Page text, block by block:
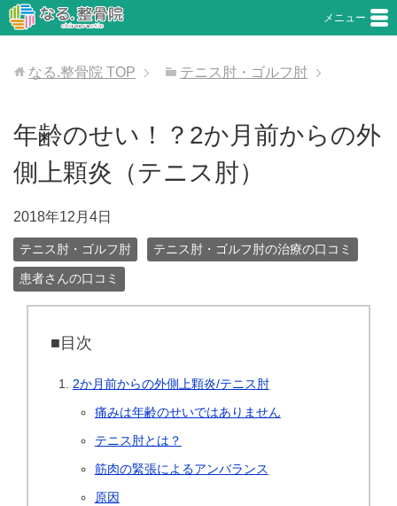
メニュー
なる.整骨院 TOP テニス肘・ゴルフ肘
年齢のせい！？2か月前からの外
側上顆炎（テニス肘）
2018年12月4日
テニス肘・ゴルフ肘 テニス肘・ゴルフ肘の治療の口コミ
患者さんの口コミ
■目次
2か月前からの外側上顆炎/テニス肘
痛みは年齢のせいではありません
テニス肘とは？
筋肉の緊張によるアンバランス
原因